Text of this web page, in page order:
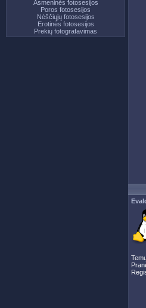
Asmeninės fotosesijos
Poros fotosesijos
Nėščiųjų fotosesijos
Erotinės fotosesijos
Prekių fotografavimas